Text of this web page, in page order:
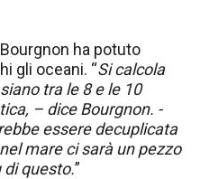
ha potuto
gli oceani. “Si calcola
tra le 8 e le 10
– dice Bourgnon. -
essere decuplicata
mare ci sarà un pezzo
di questo.”